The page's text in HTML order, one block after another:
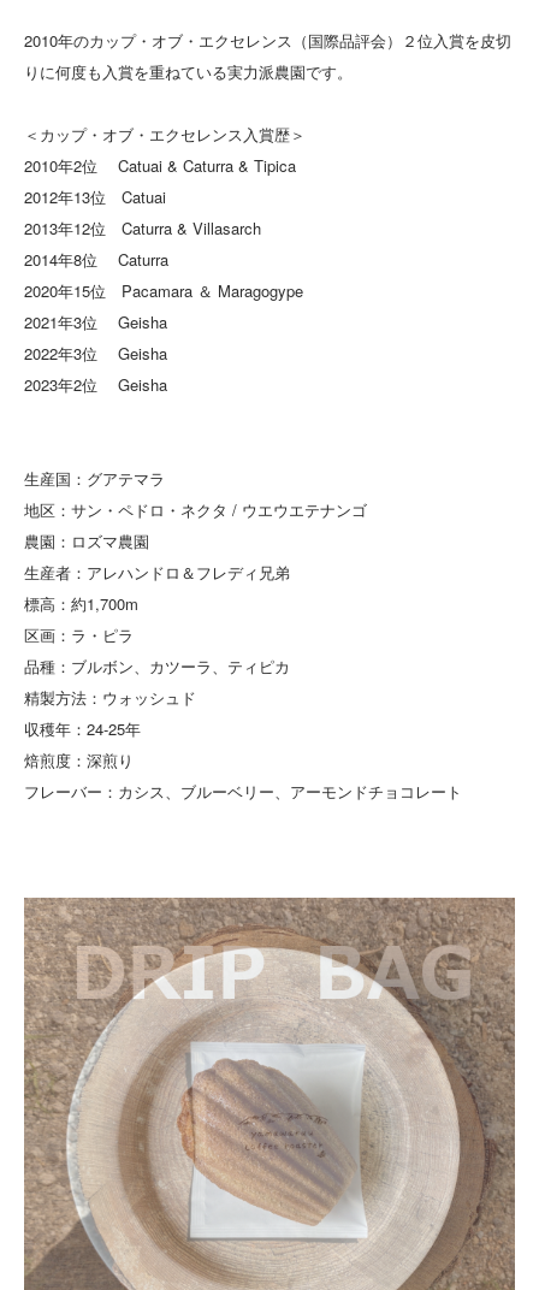
2010年のカップ・オブ・エクセレンス（国際品評会）２位入賞を皮切
りに何度も入賞を重ねている実力派農園です。
＜カップ・オブ・エクセレンス入賞歴＞
2010年2位 Catuai & Caturra & Tipica
2012年13位 Catuai
2013年12位 Caturra & Villasarch
2014年8位 Caturra
2020年15位 Pacamara ＆ Maragogype
2021年3位 Geisha
2022年3位 Geisha
2023年2位 Geisha
生産国：グアテマラ
地区：サン・ペドロ・ネクタ / ウエウエテナンゴ
農園：ロズマ農園
生産者：アレハンドロ＆フレディ兄弟
標高：約1,700m
区画：ラ・ピラ
品種：ブルボン、カツーラ、ティピカ
精製方法：ウォッシュド
収穫年：24-25年
焙煎度：深煎り
フレーバー：カシス、ブルーベリー、アーモンドチョコレート